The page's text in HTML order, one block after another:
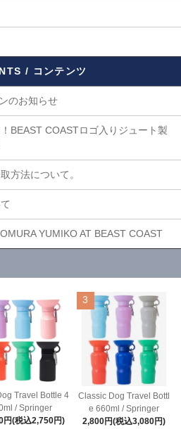
/ コンテンツ
のお知らせ
BEAST COASTロゴ入りジュート製
方法について。
YUMIKO AT BEAST COAST
Travel Bottle 4
/ Springer
円(税込2,750円)
3
Classic Dog Travel Bottl
e 660ml / Springer
2,800円(税込3,080円)